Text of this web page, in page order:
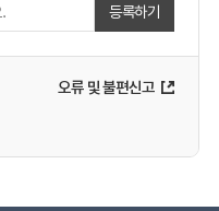
등록하기
오류 및 불편신고